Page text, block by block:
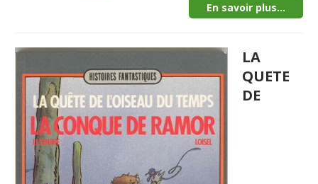
En savoir plus...
LA
QUETE
DE